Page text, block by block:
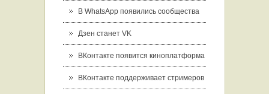
В WhatsApp появились сообщества
Дзен станет VK
ВКонтакте появится киноплатформа
ВКонтакте поддерживает стримеров